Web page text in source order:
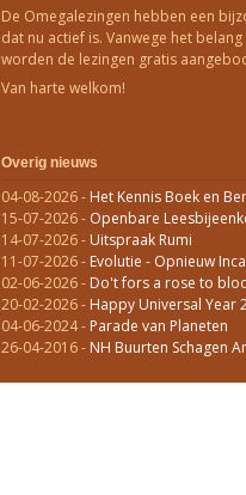
De Omegalezingen hebben een
dat nu actief is. Vanwege het
worden de lezingen gratis
Van harte welkom!
Overig nieuws
04-08-2026- Het Kennis Boek en
15-07-2026- Openbare
14-07-2026- Uitspraak Rumi
11-07-2026- Evolutie - Opnieuw
02-06-2026- Do't fors a rose to
20-02-2026- Happy Universal Year
04-06-2024- Parade van Planeten
26-04-2016- NH Buurten Schagen